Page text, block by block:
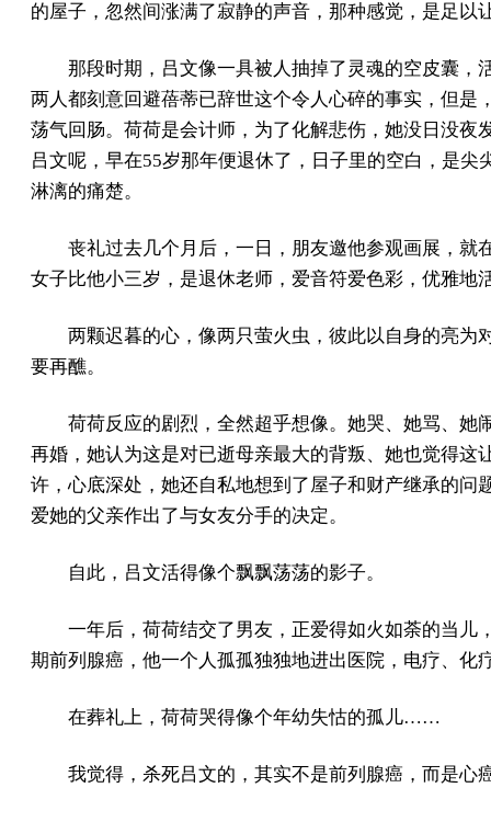
的屋子，忽然间涨满了寂静的声音，那种感觉，是足以
那段时期，吕文像一具被人抽掉了灵魂的空皮囊，
两人都刻意回避蓓蒂已辞世这个令人心碎的事实，但是
荡气回肠。荷荷是会计师，为了化解悲伤，她没日没夜
吕文呢，早在55岁那年便退休了，日子里的空白，是尖
淋漓的痛楚。
丧礼过去几个月后，一日，朋友邀他参观画展，就
女子比他小三岁，是退休老师，爱音符爱色彩，优雅地
两颗迟暮的心，像两只萤火虫，彼此以自身的亮为
要再醮。
荷荷反应的剧烈，全然超乎想像。她哭、她骂、她
再婚，她认为这是对已逝母亲最大的背叛、她也觉得这
许，心底深处，她还自私地想到了屋子和财产继承的问
爱她的父亲作出了与女友分手的决定。
自此，吕文活得像个飘飘荡荡的影子。
一年后，荷荷结交了男友，正爱得如火如荼的当儿
期前列腺癌，他一个人孤孤独独地进出医院，电疗、化
在葬礼上，荷荷哭得像个年幼失怙的孤儿……
我觉得，杀死吕文的，其实不是前列腺癌，而是心